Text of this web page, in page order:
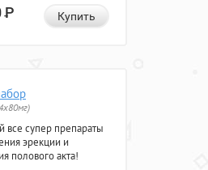
Р Купить
все супер препараты
эрекции и
полового акта!